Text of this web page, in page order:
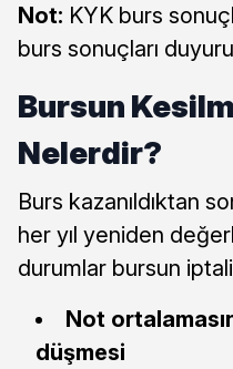
Not: KYK burs
burs sonuçları
Bursun
Nelerdir?
Burs kazanıldıktan
her yıl yeniden
durumlar bursun
Not
düşmesi